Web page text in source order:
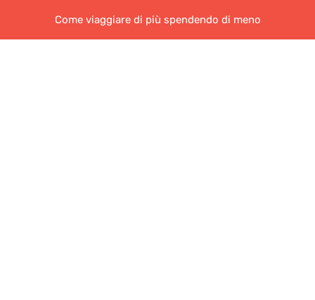
Come viaggiare di più spendendo di meno